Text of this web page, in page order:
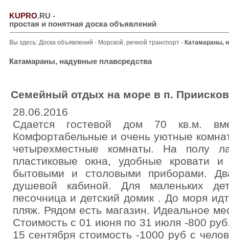
KUPRO.RU -
простая и понятная доска объявлений
Вы здесь: Доска объявлений - Морской, речной транспорт - Катамараны,
Катамараны, надувные плавсредства
Семейный отдых на море в п.
28.06.2016
Сдается гостевой дом 70 кв.м.
Комфортабельные и очень уютные
четырехместные комнаты. На полу
пластиковые окна, удобные кровати
бытовыми и столовыми приборами.
душевой кабиной. Для маленьких
песочница и детский домик . До моря
пляж. Рядом есть магазин. Идеальное
Стоимость с 01 июня по 31 июля -800
15 сентября стоимость -1000 руб с